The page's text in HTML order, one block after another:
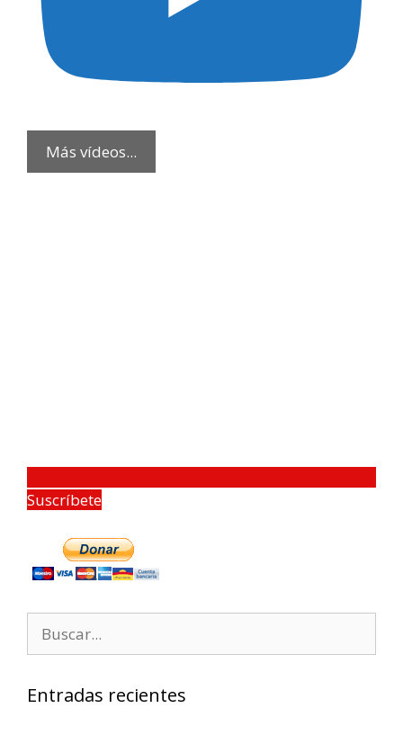
Más vídeos...
Suscríbete
Entradas recientes